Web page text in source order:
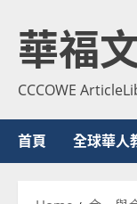
content
華福
CCCOWE
首頁 全球華人